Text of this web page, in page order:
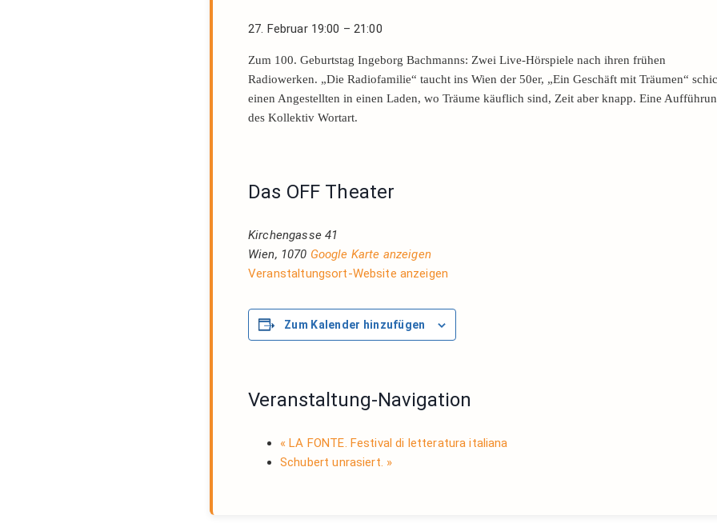
27. Februar 19:00 –21:00
Zum 100. Geburtstag Ingeborg Bachmanns: Zwei Live-Hörspiele nach ihren frühen
Radiowerken. „Die Radiofamilie“ taucht ins Wien der 50er, „Ein Geschäft mit Träumen“
einen Angestellten in einen Laden, wo Träume käuflich sind, Zeit aber knapp. Eine
des Kollektiv Wortart.
Das OFF Theater
Kirchengasse 41
Wien, 1070 Google Karte anzeigen
Veranstaltungsort-Website anzeigen
Zum Kalender hinzufügen
Veranstaltung-Navigation
« LA FONTE. Festival di letteratura italiana
Schubert unrasiert. »